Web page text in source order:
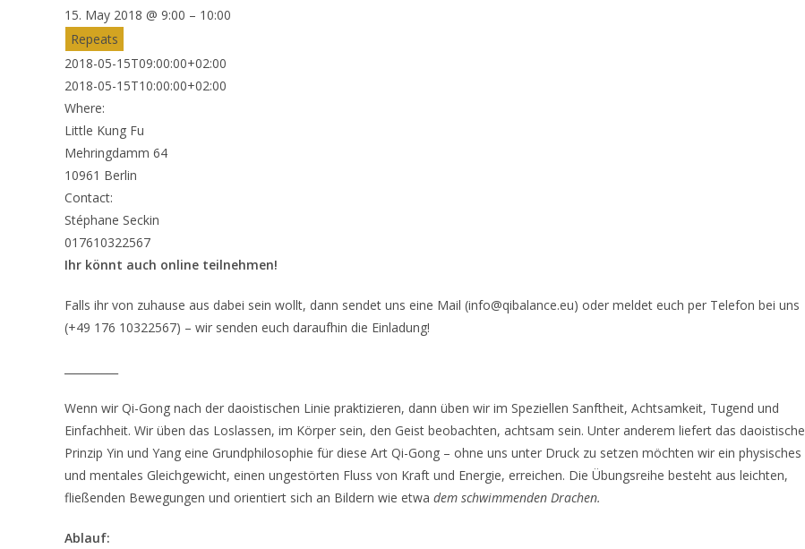
15. May 2018 @ 9:00 – 10:00
Repeats
2018-05-15T09:00:00+02:00
2018-05-15T10:00:00+02:00
Where:
Little Kung Fu
Mehringdamm 64
10961 Berlin
Contact:
Stéphane Seckin
017610322567
Ihr könnt auch online teilnehmen!
Falls ihr von zuhause aus dabei sein wollt, dann sendet uns eine Mail (info@qibalance.eu) oder meldet euch per Telefon bei uns
(+49 176 10322567) – wir senden euch daraufhin die Einladung!
Wenn wir Qi-Gong nach der daoistischen Linie praktizieren, dann üben wir im Speziellen Sanftheit, Achtsamkeit, Tugend und
Einfachheit. Wir üben das Loslassen, im Körper sein, den Geist beobachten, achtsam sein. Unter anderem liefert das daoistische
Prinzip Yin und Yang eine Grundphilosophie für diese Art Qi-Gong – ohne uns unter Druck zu setzen möchten wir ein physisches
und mentales Gleichgewicht, einen ungestörten Fluss von Kraft und Energie, erreichen. Die Übungsreihe besteht aus leichten,
fließenden Bewegungen und orientiert sich an Bildern wie etwa dem schwimmenden Drachen.
Ablauf: